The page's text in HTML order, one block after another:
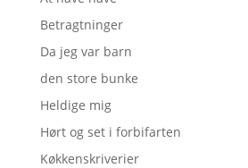
Betragtninger
Da jeg var barn
den store bunke
Heldige mig
Hørt og set i forbifarten
Køkkenskriverier